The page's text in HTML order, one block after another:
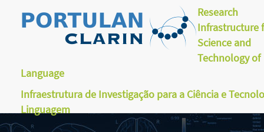
Research
Infrastructure
Science and
Technology of
Language
Infraestrutura de Investigação para a Ciência e
Linguagem